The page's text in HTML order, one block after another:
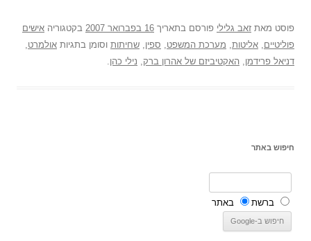
פוסט מאת זאב גלילי פורסם בתאריך 16 בפברואר 2007 בקטגוריה אישים
פוליטיים, אליטות, מערכת המשפט, ספין, שחיתות וסומן בתגיות אולמרט,
דניאל פרידמן, האקטיביזם של אהרון ברק, נילי כהן.
חיפוש באתר
ברשת באתר